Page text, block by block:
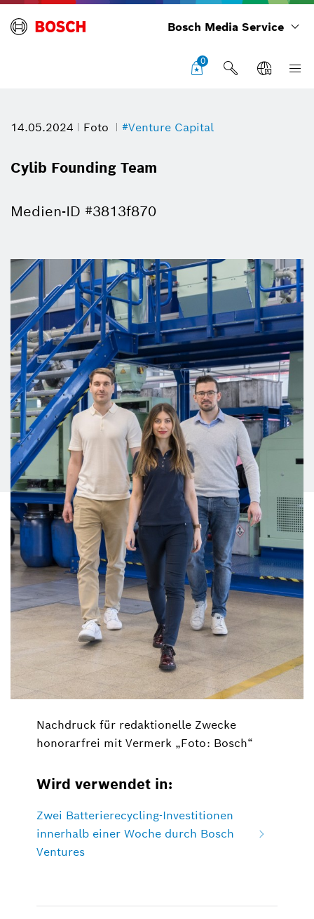
Bosch Media Service
0
14.05.2024 Foto #Venture Capital
Cylib Founding Team
Medien-ID #3813f870
Nachdruck für redaktionelle Zwecke
honorarfrei mit Vermerk „Foto: Bosch“
Wird verwendet in:
Zwei Batterierecycling-Investitionen
innerhalb einer Woche durch Bosch
Ventures